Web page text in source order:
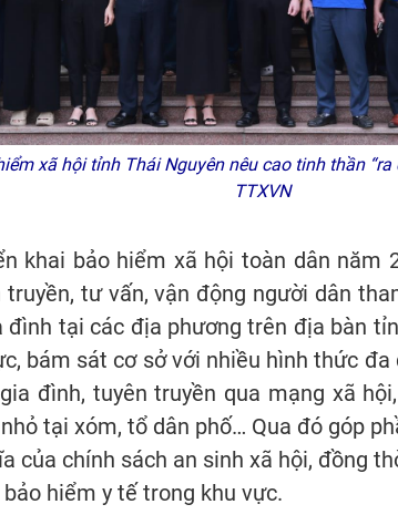
xã hội tỉnh Thái Nguyên nêu cao tinh thần “ra
TTXVN
khai bảo hiểm xã hội toàn dân năm
tư vấn, vận động người dân
đình tại các địa phương trên địa bàn
bám sát cơ sở với nhiều hình thức
đình, tuyên truyền qua mạng xã
tại xóm, tổ dân phố… Qua đó góp
của chính sách an sinh xã hội, đồng
hiểm y tế trong khu vực.